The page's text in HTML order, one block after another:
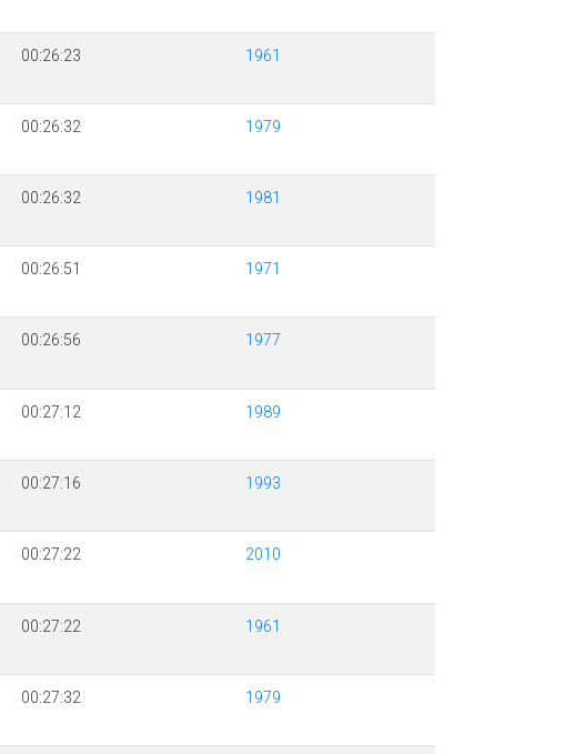
00:26:23 1961
00:26:32 1979
00:26:32 1981
00:26:51 1971
00:26:56 1977
00:27:12 1989
00:27:16 1993
00:27:22 2010
00:27:22 1961
00:27:32 1979